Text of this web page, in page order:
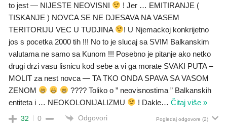
to jest — NIJESTE NEOVISNI
! Jer … EMITIRANJE (
TISKANJE ) NOVCA SE NE DJESAVA NA VASEM
TERITORIJU VEC U TUDJINA
! U Njemackoj konkrijetno
jos s pocetka 2000 tih !!! No to je slucaj sa SVIM Balkanskim
valutama ne samo sa Kunom !!! Posebno je pitanje ako netko
drugi drzi vasu lisnicu kod sebe a vi ga morate SVAKI PUTA –
MOLIT za nest novca — TA TKO ONDA SPAVA SA VASOM
ZENOM
???? Toliko o ” neovisnostima ” Balkanskih
entiteta i … NEOKOLONIJALIZMU
! Dakle…Čitaj više »
32 0 Odgovori Pogledaj odgovore (2)